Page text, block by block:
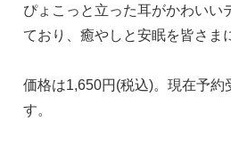
ぴょこっと立った耳がかわいい
ており、癒やしと安眠を皆さま
価格は1,650円(税込)。現在予
す。